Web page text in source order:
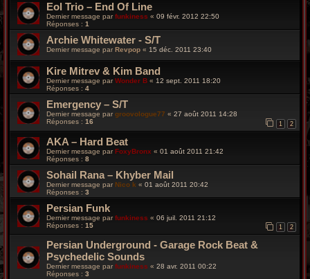
Eol Trio – End Of Line
Dernier message parfunkiness « 09 févr. 2012 22:50
Réponses : 1
Archie Whitewater - S/T
Dernier message par Revpop « 15 déc. 2011 23:40
Kire Mitrev & Kim Band
Dernier message parWonder B « 12 sept. 2011 18:20
Réponses : 4
Emergency – S/T
Dernier message par groovologue77 « 27 août 2011 14:28
Réponses : 16 1 2
AKA – Hard Beat
Dernier message parFoxyBronx « 01 août 2011 21:42
Réponses : 8
Sohail Rana – Khyber Mail
Dernier message par Nico k « 01 août 2011 20:42
Réponses : 3
Persian Funk
Dernier message parfunkiness « 06 juil. 2011 21:12
Réponses : 15 1 2
Persian Underground - Garage Rock Beat &
Psychedelic Sounds
Dernier message par funkiness « 28 avr. 2011 00:22
Réponses : 3